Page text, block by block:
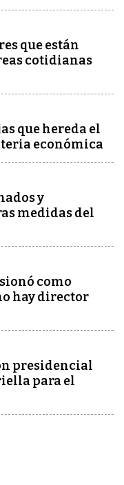
que están
cotidianas
que hereda el
económica
y
medidas del
como
hay director
presidencial
para el